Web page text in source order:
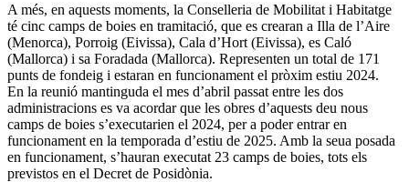
A més, en aquests moments, la Conselleria de Mobilitat i Habitatge
té cinc camps de boies en tramitació, que es crearan a Illa de l’Aire
(Menorca), Porroig (Eivissa), Cala d’Hort (Eivissa), es Caló
(Mallorca) i sa Foradada (Mallorca). Representen un total de 171
punts de fondeig i estaran en funcionament el pròxim estiu 2024.
En la reunió mantinguda el mes d’abril passat entre les dos
administracions es va acordar que les obres d’aquests deu nous
camps de boies s’executarien el 2024, per a poder entrar en
funcionament en la temporada d’estiu de 2025. Amb la seua posada
en funcionament, s’hauran executat 23 camps de boies, tots els
previstos en el Decret de Posidònia.